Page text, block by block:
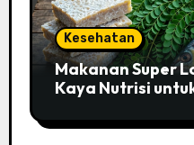
Kesehatan
Makanan Super
Kaya Nutrisi